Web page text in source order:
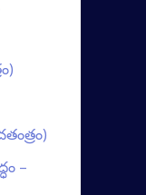
–